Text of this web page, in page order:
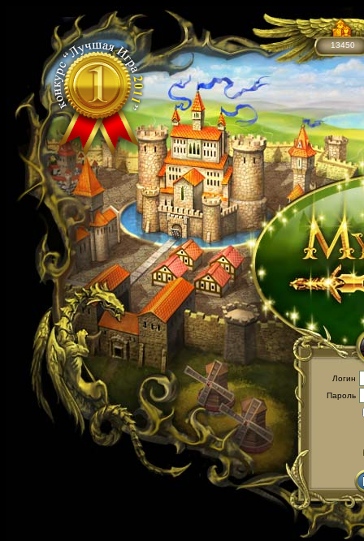
13450
Логин
Пароль